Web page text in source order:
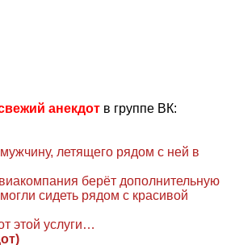
анекдот в группе ВК:
летящего рядом с ней в
берёт дополнительную
сидеть рядом с красивой
этой услуги…